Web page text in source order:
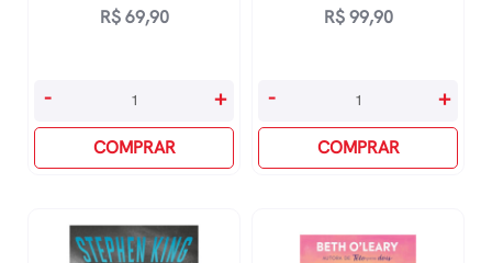
R$69,90
O
Prada
- +
COMPRAR
R$99,90
Ensaio
Cegueira
- +
COMPRAR